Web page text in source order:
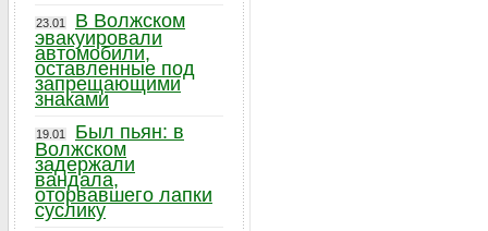
23.01
В Волжском
эвакуировали
автомобили,
оставленные под
запрещающими
знаками
19.01
Был пьян: в
Волжском
задержали
вандала,
оторвавшего лапки
суслику